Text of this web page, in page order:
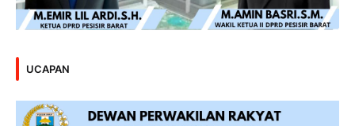
UCAPAN